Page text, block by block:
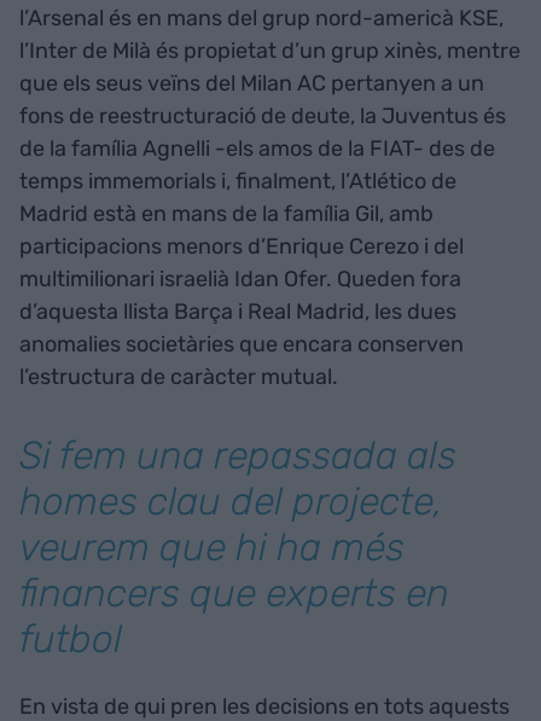
l’Arsenal és en mans del grup nord-americà KSE,
l’Inter de Milà és propietat d’un grup xinès, mentre
que els seus veïns del Milan AC pertanyen a un
fons de reestructuració de deute, la Juventus és
de la família Agnelli -els amos de la FIAT- des de
temps immemorials i, finalment, l’Atlético de
Madrid està en mans de la família Gil, amb
participacions menors d’Enrique Cerezo i del
multimilionari israelià Idan Ofer. Queden fora
d’aquesta llista Barça i Real Madrid, les dues
anomalies societàries que encara conserven
l’estructura de caràcter mutual.
Si fem una repassada als
homes clau del projecte,
veurem que hi ha més
financers que experts en
futbol
En vista de qui pren les decisions en tots aquests